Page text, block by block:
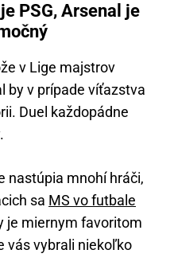
PSG, Arsenal je
v Lige majstrov
by v prípade víťazstva
Duel každopádne
nastúpia mnohí hráči,
sa MS vo futbale
je miernym favoritom
vás vybrali niekoľko